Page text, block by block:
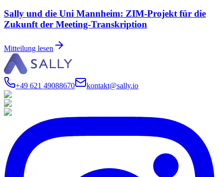
Sally und die Uni Mannheim: ZIM-Projekt für die
Zukunft der Meeting-Transkription
Mitteilung lesen
+49 621 49088670 kontakt@sally.io